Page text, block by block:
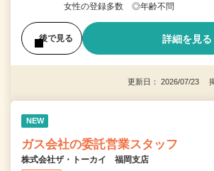
女性の登録多数 ◎年齢不問
後で見る 詳細を見る
更新日： 2026/07/23
NEW
ガス会社の委託営業スタッフ
株式会社ザ・トーカイ 福岡支店